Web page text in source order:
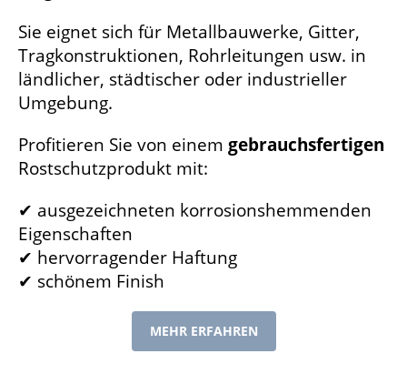
Sie eignet sich für Metallbauwerke, Gitter,
Tragkonstruktionen, Rohrleitungen usw. in
ländlicher, städtischer oder industrieller
Umgebung.
Profitieren Sie von einem gebrauchsfertigen
Rostschutzprodukt mit:
✔ ausgezeichneten korrosionshemmenden
Eigenschaften
✔ hervorragender Haftung
✔ schönem Finish
MEHR ERFAHREN